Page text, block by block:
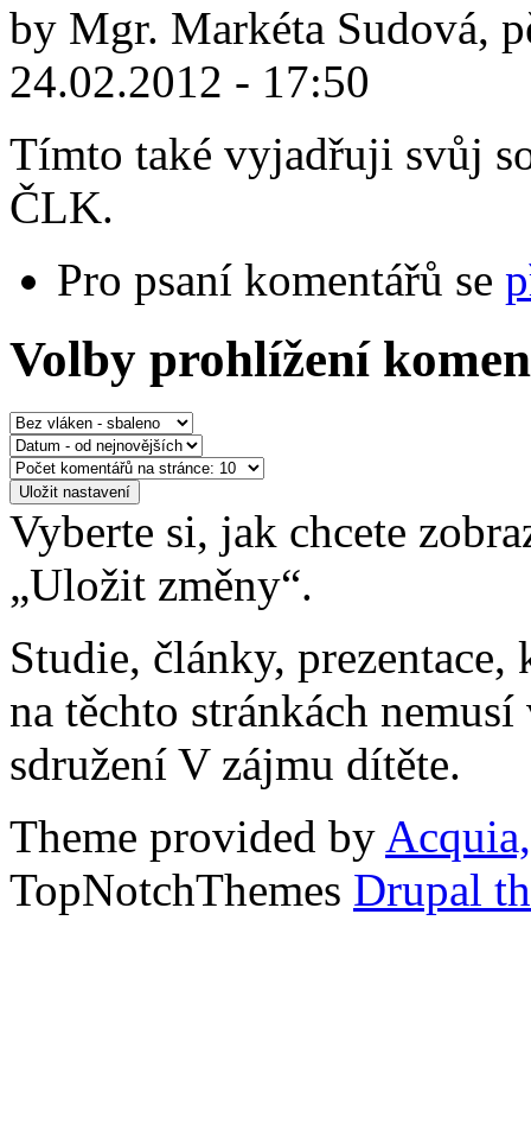
by Mgr. Markéta Sudová,
24.02.2012 - 17:50
Tímto také vyjadřuji svůj
ČLK.
Pro psaní komentářů se
Volby prohlížení
Vyberte si, jak chcete
„Uložit změny“.
Studie, články,
na těchto stránkách
sdružení V zájmu dítěte.
Theme provided by
TopNotchThemes Drupal